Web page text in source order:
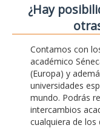
¿Hay
Contamos con
académico
(Europa) y
universidades
mundo. Podrás
intercambios
cualquiera de los